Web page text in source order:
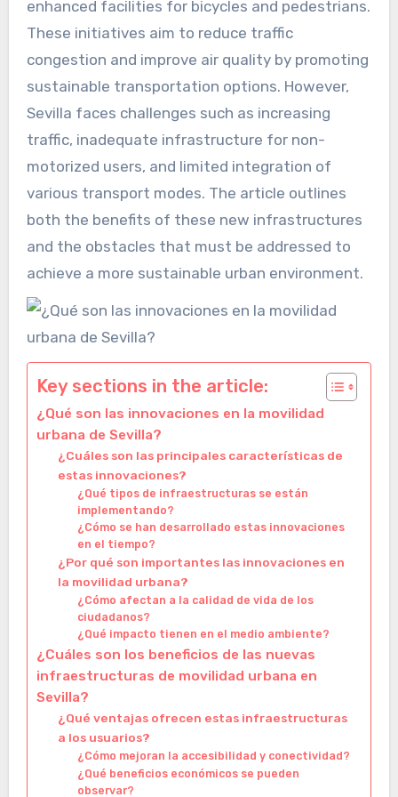
enhanced facilities for bicycles and pedestrians.
These initiatives aim to reduce traffic
congestion and improve air quality by promoting
sustainable transportation options. However,
Sevilla faces challenges such as increasing
traffic, inadequate infrastructure for non-
motorized users, and limited integration of
various transport modes. The article outlines
both the benefits of these new infrastructures
and the obstacles that must be addressed to
achieve a more sustainable urban environment.
Key sections in the article:
¿Qué son las innovaciones en la movilidad
urbana de Sevilla?
¿Cuáles son las principales características de
estas innovaciones?
¿Qué tipos de infraestructuras se están
implementando?
¿Cómo se han desarrollado estas innovaciones
en el tiempo?
¿Por qué son importantes las innovaciones en
la movilidad urbana?
¿Cómo afectan a la calidad de vida de los
ciudadanos?
¿Qué impacto tienen en el medio ambiente?
¿Cuáles son los beneficios de las nuevas
infraestructuras de movilidad urbana en
Sevilla?
¿Qué ventajas ofrecen estas infraestructuras
a los usuarios?
¿Cómo mejoran la accesibilidad y conectividad?
¿Qué beneficios económicos se pueden
observar?